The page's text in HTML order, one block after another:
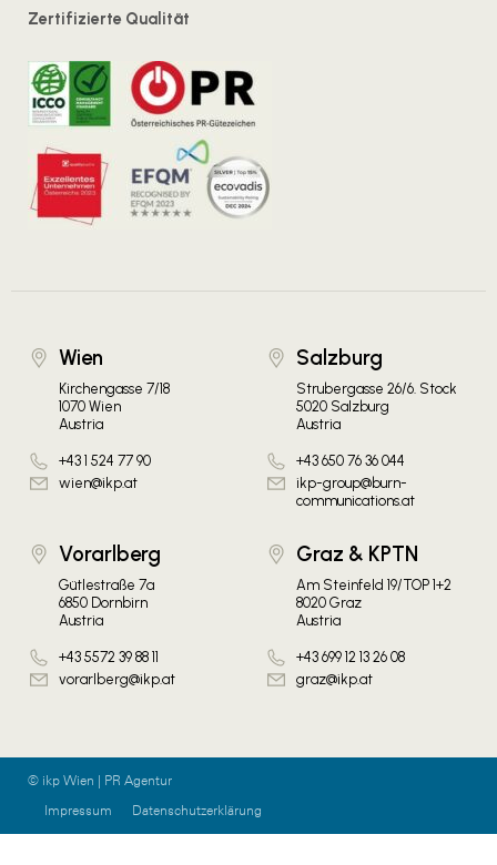
Zertifizierte Qualität
Wien
Kirchengasse 7/18
1070 Wien
Austria
+43 1 524 77 90
wien@ikp.at
Salzburg
Strubergasse 26/6. Stock
5020 Salzburg
Austria
+43 650 76 36 044
ikp-group@burn-
communications.at
Vorarlberg
Gütlestraße 7a
6850 Dornbirn
Austria
+43 5572 39 88 11
vorarlberg@ikp.at
Graz & KPTN
Am Steinfeld 19/TOP 1+2
8020 Graz
Austria
+43 699 12 13 26 08
graz@ikp.at
© ikp Wien | PR Agentur
Impressum
Datenschutzerklärung